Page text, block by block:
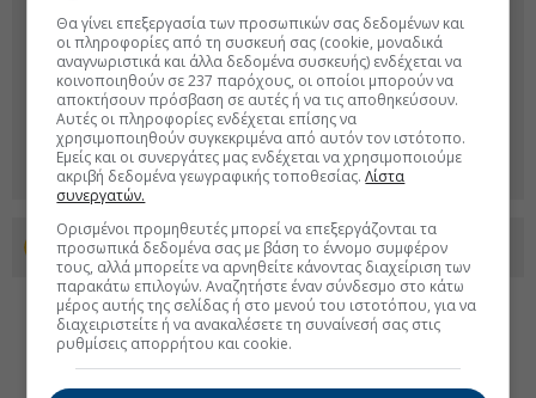
Προσθέστε το euro2day.gr στο Discover
Θα γίνει επεξεργασία των προσωπικών σας δεδομένων και
οι πληροφορίες από τη συσκευή σας (cookie, μοναδικά
αναγνωριστικά και άλλα δεδομένα συσκευής) ενδέχεται να
κοινοποιηθούν σε 237 παρόχους, οι οποίοι μπορούν να
αποκτήσουν πρόσβαση σε αυτές ή να τις αποθηκεύσουν.
Αυτές οι πληροφορίες ενδέχεται επίσης να
χρησιμοποιηθούν συγκεκριμένα από αυτόν τον ιστότοπο.
Εμείς και οι συνεργάτες μας ενδέχεται να χρησιμοποιούμε
ακριβή δεδομένα γεωγραφικής τοποθεσίας.Λίστα
συνεργατών.
Ορισμένοι προμηθευτές μπορεί να επεξεργάζονται τα
προσωπικά δεδομένα σας με βάση το έννομο συμφέρον
τους, αλλά μπορείτε να αρνηθείτε κάνοντας διαχείριση των
παρακάτω επιλογών. Αναζητήστε έναν σύνδεσμο στο κάτω
μέρος αυτής της σελίδας ή στο μενού του ιστοτόπου, για να
διαχειριστείτε ή να ανακαλέσετε τη συναίνεσή σας στις
ρυθμίσεις απορρήτου και cookie.